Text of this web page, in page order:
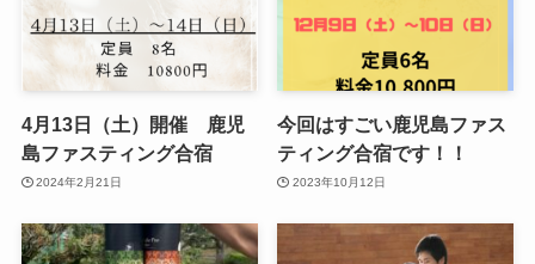
4月13日（土）開催 鹿児
島ファスティング合宿
2024年2月21日
今回はすごい鹿児島ファス
ティング合宿です！！
2023年10月12日